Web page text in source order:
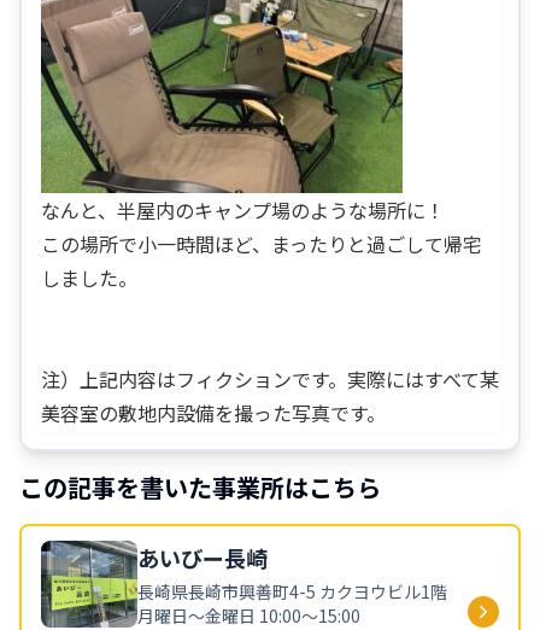
なんと、半屋内のキャンプ場のような場所に！
この場所で小一時間ほど、まったりと過ごして帰宅
しました。
注）上記内容はフィクションです。実際にはすべて某
美容室の敷地内設備を撮った写真です。
この記事を書いた事業所はこちら
あいびー長崎
長崎県長崎市興善町4-5 カクヨウビル1階
月曜日～金曜日 10:00～15:00